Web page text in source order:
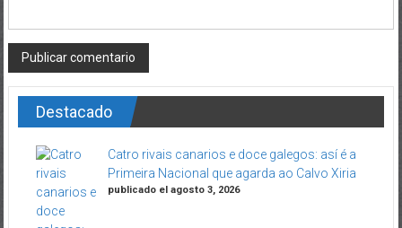
Destacado
Catro rivais canarios e doce galegos: así é a
Primeira Nacional que agarda ao Calvo Xiria
publicado el agosto 3, 2026